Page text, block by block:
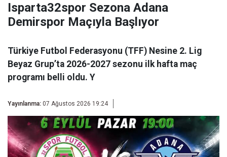
Isparta32spor Sezona Adana
Demirspor Maçıyla Başlıyor
Türkiye Futbol Federasyonu (TFF) Nesine 2. Lig
Beyaz Grup’ta 2026-2027 sezonu ilk hafta maç
programı belli oldu. Y
Yayınlanma: 07 Ağustos 2026 19:24